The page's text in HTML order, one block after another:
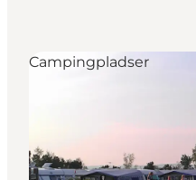
Campingpladser